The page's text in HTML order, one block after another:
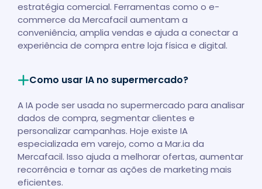
estratégia comercial. Ferramentas como o e-
commerce da Mercafacil aumentam a
conveniência, amplia vendas e ajuda a conectar a
experiência de compra entre loja física e digital.
Como usar IA no supermercado?
A IA pode ser usada no supermercado para analisar
dados de compra, segmentar clientes e
personalizar campanhas. Hoje existe IA
especializada em varejo, como a Mar.ia da
Mercafacil. Isso ajuda a melhorar ofertas, aumentar
recorrência e tornar as ações de marketing mais
eficientes.